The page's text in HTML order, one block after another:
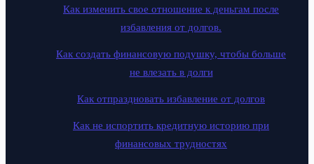
Как изменить свое отношение к деньгам после
избавления от долгов.
Как создать финансовую подушку, чтобы больше
не влезать в долги
Как отпраздновать избавление от долгов
Как не испортить кредитную историю при
финансовых трудностях